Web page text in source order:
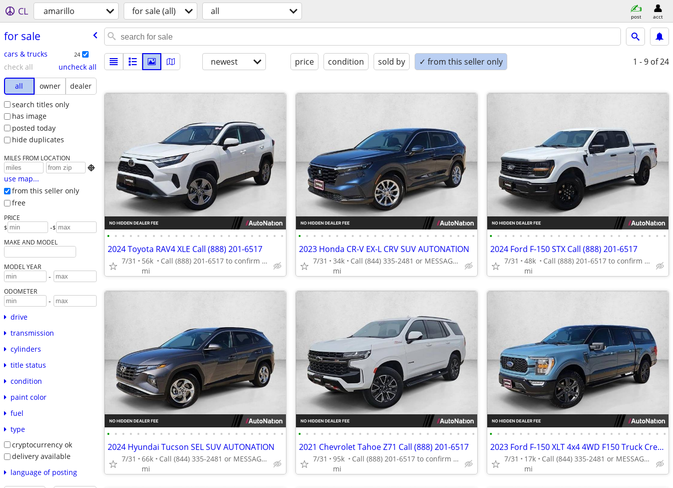
CL amarillo for sale (all) all post acct
for sale
cars & trucks 24
check all
uncheck all
all
owner
dealer
search titles only
has image
posted today
hide duplicates
MILES FROM LOCATION

use map...
from this seller only
free
PRICE
$ -$
MAKE AND MODEL
MODEL YEAR
-
ODOMETER
-
drive
transmission
cylinders
title status
condition
paint color
fuel
type
cryptocurrency ok
delivery available
language of posting
newest price condition sold by ✓ from this seller only 1 - 9 of 24
• • • • • • • • • • • • • • • • • • • • • • • •
2024 Toyota RAV4 XLE Call (888) 201-6517
7/31
56k
mi
Call (888) 201-6517 to confirm availability - May 14th
• • • • • • • • • • • • • • • • • • • • • • • •
2023 Honda CR-V EX-L CRV SUV AUTONATION
7/31
34k
mi
Call (844) 335-2481 or MESSAGE/CHAT to confirm availability
• • • • • • • • • • • • • • • • • • • • • • • •
2024 Ford F-150 STX Call (888) 201-6517
7/31
48k
mi
Call (888) 201-6517 to confirm availability - May 14th
• • • • • • • • • • • • • • • • • • • • • • • •
2024 Hyundai Tucson SEL SUV AUTONATION
7/31
66k
mi
Call (844) 335-2481 or MESSAGE/CHAT to confirm availability
• • • • • • • • • • • • • • • • • • • • • • • •
2021 Chevrolet Tahoe Z71 Call (888) 201-6517
7/31
95k
mi
Call (888) 201-6517 to confirm availability - May 14th
• • • • • • • • • • • • • • • • • • • • • • • •
2023 Ford F-150 XLT 4x4 4WD F150 Truck Crew cab AUTONATION
7/31
17k
mi
Call (844) 335-2481 or MESSAGE/CHAT to confirm availability